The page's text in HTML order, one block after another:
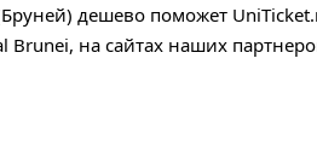
дешево поможет
на сайтах наших